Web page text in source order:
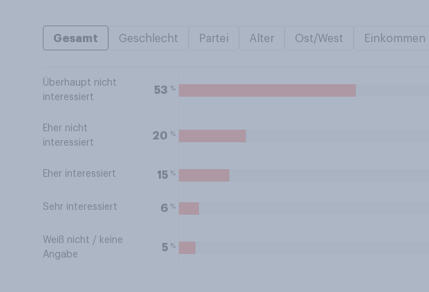
Gesamt Geschlecht Partei Alter Ost/West Einkommen
Überhaupt nicht
interessiert
53 %
Eher nicht
interessiert
20 %
Eher interessiert 15 %
Sehr interessiert 6 %
Weiß nicht / keine
Angabe
5 %